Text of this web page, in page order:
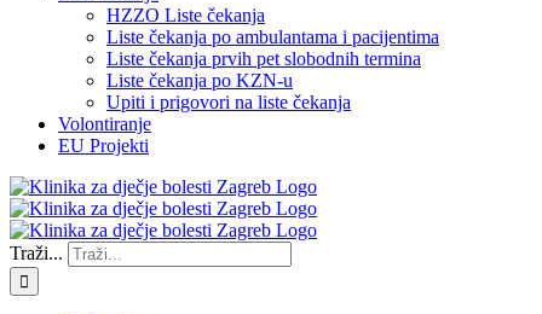
HZZO Liste čekanja
Liste čekanja po ambulantama i pacijentima
Liste čekanja prvih pet slobodnih termina
Liste čekanja po KZN-u
Upiti i prigovori na liste čekanja
Volontiranje
EU Projekti
Traži...